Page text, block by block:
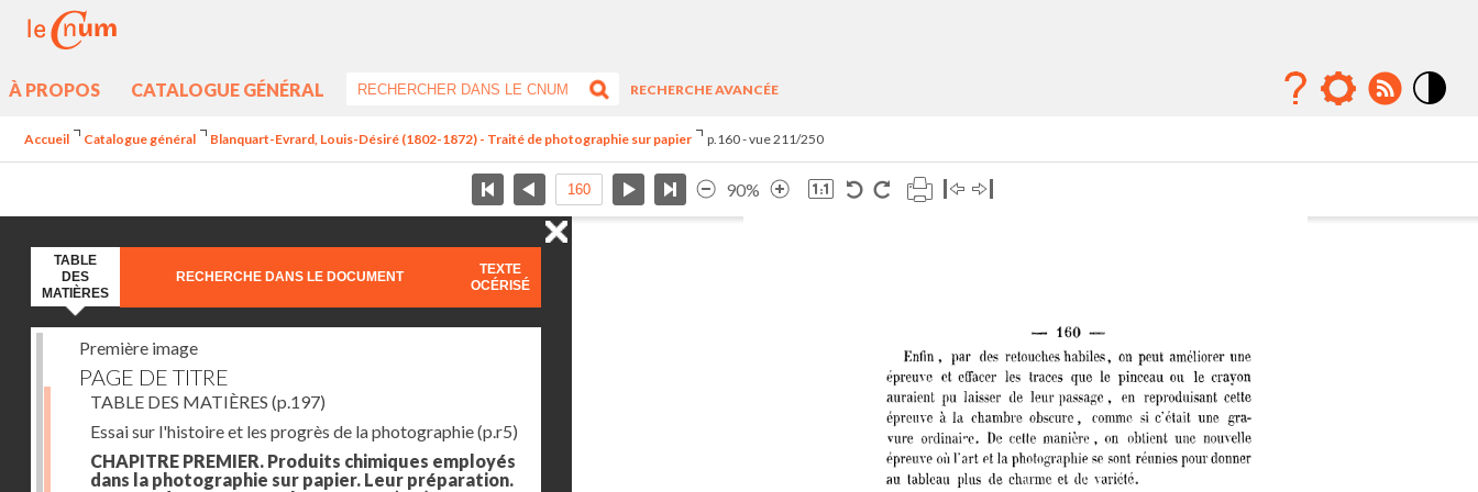
À PROPOS CATALOGUE GÉNÉRAL
RECHERCHE AVANCÉE
Accueil Catalogue général Blanquart-Evrard, Louis-Désiré (1802-1872) - Traité de photographie sur papier p.160 - vue 211/250
90%
TABLE
DES
MATIÈRES
RECHERCHE DANS LE DOCUMENT
TEXTE
OCÉRISÉ
Première image
PAGE DE TITRE
TABLE DES MATIÈRES (p.197)
Essai sur l'histoire et les progrès de la photographie(p.r5)
CHAPITRE PREMIER. Produits chimiques employés
dans la photographie sur papier. Leur préparation.